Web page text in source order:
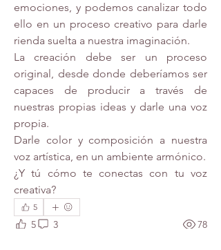
emociones, y podemos canalizar todo
ello en un proceso creativo para darle
rienda suelta a nuestra imaginación.
La creación debe ser un proceso
original, desde donde deberíamos ser
capaces de producir a través de
nuestras propias ideas y darle una voz
propia.
Darle color y composición a nuestra
voz artística, en un ambiente armónico.
¿Y tú cómo te conectas con tu voz
creativa?
5
5 3 78